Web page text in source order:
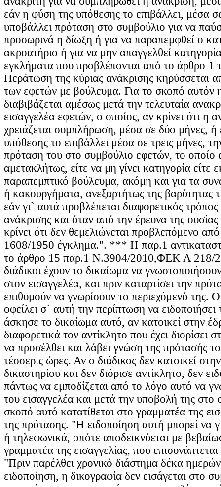
εάν η φύση της υπόθεσης το επιβάλλει, μέσα
υποβάλλει πρόταση στο συμβούλιο για να
προσωρινά η δίωξη ή για να παραπεμφθεί ο
ακροατήριο ή για να μην απαγγελθεί
εγκλήματα που προβλέπονται από το άρθρο 1
Περάτωση της κύριας ανάκρισης κηρύσσεται
των εφετών με βούλευμα. Για το σκοπό αυτόν
διαβιβάζεται αμέσως μετά την τελευταία
εισαγγελέα εφετών, ο οποίος, αν κρίνει ότι η
χρειάζεται συμπλήρωση, μέσα σε δύο μήνες,
υπόθεσης το επιβάλλει μέσα σε τρεις μήνες,
πρόταση του στο συμβούλιο εφετών, το οποίο
αμετακλήτως, είτε να μη γίνει κατηγορία είτε
παραπεμπτικό βούλευμα, ακόμη και για τα
ή κακουργήματα, ανεξαρτήτως της βαρύτητας
εάν γι` αυτά προβλέπεται διαφορετικός
ανάκρισης και όταν από την έρευνα της
κρίνει ότι δεν θεμελιώνεται προβλεπόμενο
1608/1950 έγκλημα.". *** Η παρ.1
το άρθρο 15 παρ.1 Ν.3904/2010,ΦΕΚ Α 218/
διάδικοι έχουν το δικαίωμα να
στον εισαγγελέα, και πριν καταρτίσει την
επιθυμούν να γνωρίσουν το περιεχόμενό της.
οφείλει σ` αυτή την περίπτωση να ειδοποιήσει
άσκησε το δικαίωμα αυτό, αν κατοικεί στην
διαφορετικά τον αντίκλητο που έχει διορίσει
να προσέλθει και λάβει γνώση της πρότασής
τέσσερις ώρες. Αν ο διάδικος δεν κατοικεί
δικαστηρίου και δεν διόρισε αντίκλητο, δεν
πάντως να εμποδίζεται από το λόγο αυτό να
του εισαγγελέα και μετά την υποβολή της στο
σκοπό αυτό κατατίθεται στο γραμματέα της
της πρότασης. "Η ειδοποίηση αυτή μπορεί να
ή τηλεφωνικά, οπότε αποδεικνύεται με
γραμματέα της εισαγγελίας, που
"Πριν παρέλθει χρονικό διάστημα δέκα
ειδοποίηση, η δικογραφία δεν εισάγεται στο